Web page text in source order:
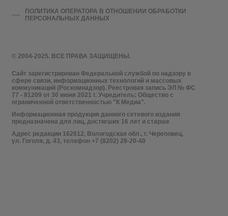
© 2004-2025. ВСЕ ПРАВА ЗАЩИЩЕНЫ.
Сайт зарегистрирован Федеральной службой по надзору в
сфере связи, информационных технологий и массовых
коммуникаций (Роскомнадзор). Реестровая запись ЭЛ № ФС
77 - 81209 от 30 июня 2021 г. Учредитель: Общество с
ограниченной ответственностью "К Медиа".
Информационная продукция данного сетевого издания
предназначена для лиц, достигших 16 лет и старше
Адрес редакции 162612, Вологодская обл., г. Череповец,
ул. Гоголя, д. 43, телефон +7 (8202) 28-20-40
ПОЛИТИКА ОПЕРАТОРА В ОТНОШЕНИИ ОБРАБОТКИ
ПЕРСОНАЛЬНЫХ ДАННЫХ